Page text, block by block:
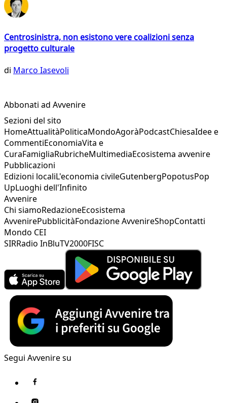
Centrosinistra, non esistono vere coalizioni senza
progetto culturale
di Marco Iasevoli
Abbonati ad Avvenire
Sezioni del sito
HomeAttualitàPoliticaMondoAgoràPodcastChiesaIdee e
CommentiEconomiaVita e
CuraFamigliaRubricheMultimediaEcosistema avvenire
Pubblicazioni
Edizioni localiL'economia civileGutenbergPopotusPop
UpLuoghi dell'Infinito
Avvenire
Chi siamoRedazioneEcosistema
AvvenirePubblicitàFondazione AvvenireShopContatti
Mondo CEI
SIRRadio InBluTV2000FISC
Segui Avvenire su